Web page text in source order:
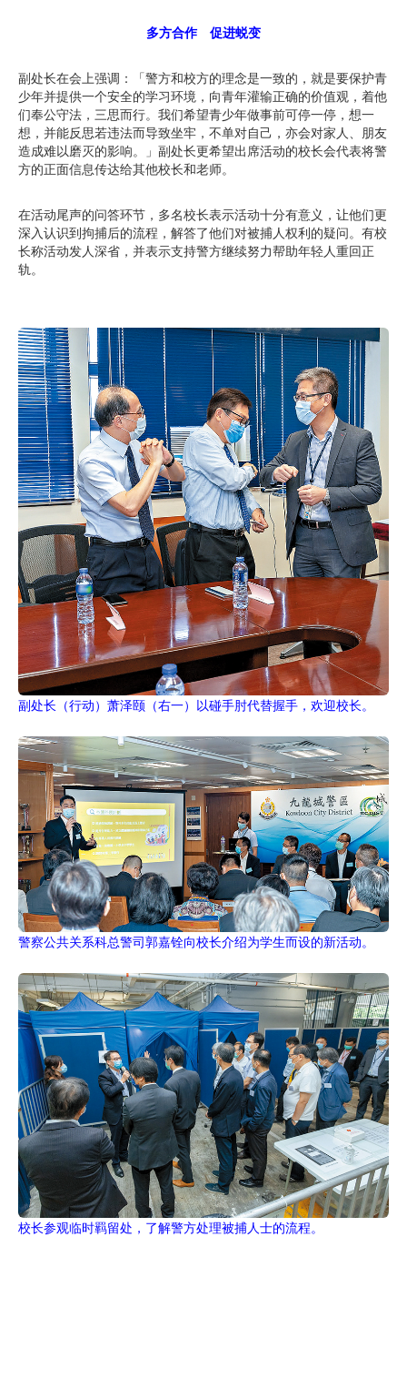
多方合作 促进蜕变
副处长在会上强调：「警方和校方的理念是一致的，就是要保护青
少年并提供一个安全的学习环境，向青年灌输正确的价值观，着他
们奉公守法，三思而行。我们希望青少年做事前可停一停，想一
想，并能反思若违法而导致坐牢，不单对自己，亦会对家人、朋友
造成难以磨灭的影响。」副处长更希望出席活动的校长会代表将警
方的正面信息传达给其他校长和老师。
在活动尾声的问答环节，多名校长表示活动十分有意义，让他们更
深入认识到拘捕后的流程，解答了他们对被捕人权利的疑问。有校
长称活动发人深省，并表示支持警方继续努力帮助年轻人重回正
轨。
副处长（行动）萧泽颐（右一）以碰手肘代替握手，欢迎校长。
警察公共关系科总警司郭嘉铨向校长介绍为学生而设的新活动。
校长参观临时羁留处，了解警方处理被捕人士的流程。